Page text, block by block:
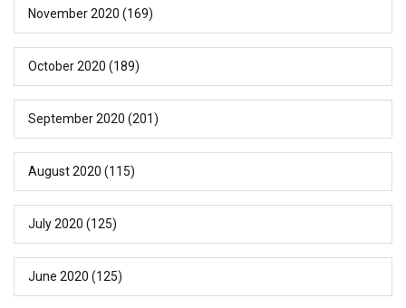
November 2020 (169)
October 2020 (189)
September 2020 (201)
August 2020 (115)
July 2020 (125)
June 2020 (125)